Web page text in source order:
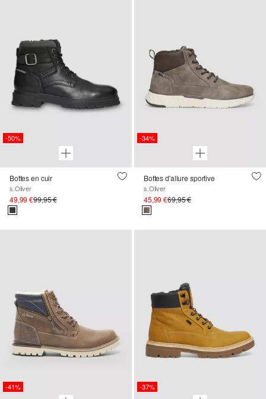
-50%
Bottes en cuir
s.Oliver
49,99 €99,95 €
-34%
Bottes d'allure sportive
s.Oliver
45,99 €69,95 €
-41% -37%